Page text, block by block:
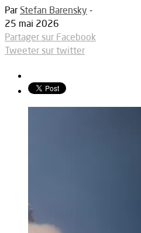
Par Stefan Barensky -
25 mai 2026
Partager sur Facebook
Tweeter sur twitter